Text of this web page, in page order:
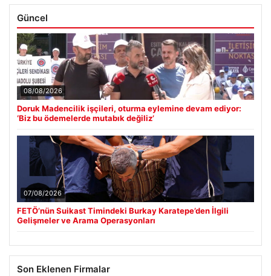
Güncel
08/08/2026
Doruk Madencilik işçileri, oturma eylemine devam ediyor:
‘Biz bu ödemelerde mutabık değiliz’
07/08/2026
FETÖ’nün Suikast Timindeki Burkay Karatepe’den İlgili
Gelişmeler ve Arama Operasyonları
Son Eklenen Firmalar